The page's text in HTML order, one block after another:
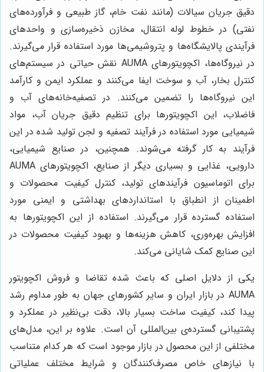
دقیق جریان سیالات (مانند نفت خام، گاز طبیعی و فرآورده‌های
نفتی) در خطوط لوله انتقال، مخازن ذخیره‌سازی و واحدهای
فرآیندی پالایشگاه‌ها و پتروشیمی‌ها مورد استفاده قرار می‌گیرند.
در نیروگاه‌ها، اکچویتورهای AUMA نقش حیاتی در سیستم‌های
کنترل بخار، آب و سوخت ایفا می‌کنند و عملکرد ایمن و کارآمد
این نیروگاه‌ها را تضمین می‌کنند. در تصفیه‌خانه‌های آب و
فاضلاب، این اکچویتورها برای تنظیم دقیق جریان آب، مواد
شیمیایی مورد استفاده در فرآیند تصفیه و لجن تولید شده در این
فرآیند به کار گرفته می‌شوند. همچنین، در صنایع شیمیایی،
دارویی، غذایی و بسیاری دیگر از صنایع، اکچویتورهای AUMA
برای اتوماسیون فرآیندهای تولید، کنترل کیفیت محصولات و
اطمینان از انطباق با استانداردهای بهداشتی و ایمنی مورد
استفاده گسترده قرار می‌گیرند. استفاده از این اکچویتورها به
افزایش بهره‌وری، کاهش هزینه‌ها و بهبود کیفیت محصولات در
این صنایع کمک شایانی می‌کند.
یکی از دلایل اصلی که باعث شده تقاضا و فروش اکچویتور
AUMA در بازار ایران و سایر کشورهای جهان به طور مداوم رشد
پیدا کند، کیفیت ساخت بسیار بالا، دقت بی‌نظیر در عملکرد و
پشتیبانی گسترده‌ی بین‌المللی آن است. علاوه بر این، مدل‌های
مختلفی از این محصول در بازار موجود است که هر کدام متناسب
با نیازهای خاص مصرف‌کنندگان و شرایط مختلف عملیاتی